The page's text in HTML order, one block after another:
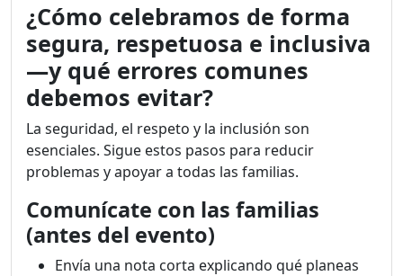
¿Cómo celebramos de forma
segura, respetuosa e inclusiva
—y qué errores comunes
debemos evitar?
La seguridad, el respeto y la inclusión son
esenciales. Sigue estos pasos para reducir
problemas y apoyar a todas las familias.
Comunícate con las familias
(antes del evento)
Envía una nota corta explicando qué planeas